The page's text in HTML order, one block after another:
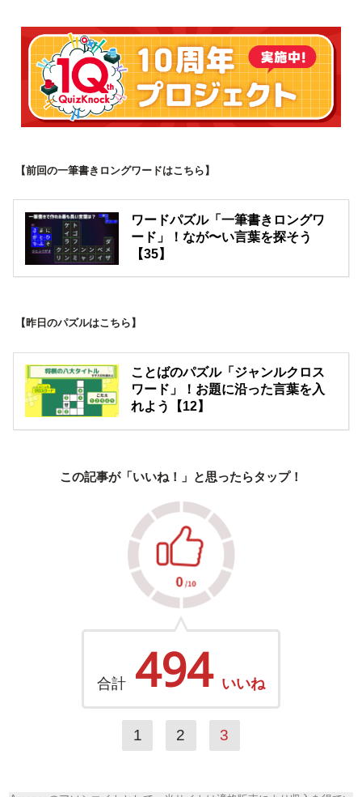
【前回の一筆書きロングワードはこちら】
ワードパズル「一筆書きロングワ
ード」！なが〜い言葉を探そう
【35】
【昨日のパズルはこちら】
ことばのパズル「ジャンルクロス
ワード」！お題に沿った言葉を入
れよう【12】
この記事が「いいね！」と思ったらタップ！
合計 494 いいね
1 2 3